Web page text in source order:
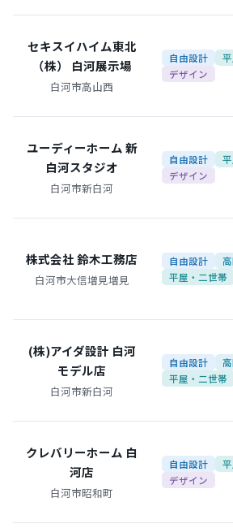
セキスイハイム東北
（株） 白河展示場
白河市高山西
自由設計
デザイン
ユーディーホーム 新
白河スタジオ
白河市新白河
自由設計
デザイン
株式会社 鈴木工務店
白河市大信増見増見
自由設計
平屋・二世帯
(株)アイダ設計 白河
モデル店
白河市新白河
自由設計
平屋・二世帯
クレバリーホーム 白
河店
白河市昭和町
自由設計
デザイン